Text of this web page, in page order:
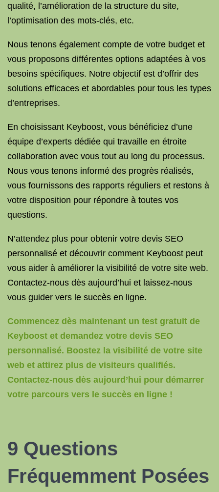
qualité, l’amélioration de la structure du site,
l’optimisation des mots-clés, etc.
Nous tenons également compte de votre budget et
vous proposons différentes options adaptées à vos
besoins spécifiques. Notre objectif est d’offrir des
solutions efficaces et abordables pour tous les types
d’entreprises.
En choisissant Keyboost, vous bénéficiez d’une
équipe d’experts dédiée qui travaille en étroite
collaboration avec vous tout au long du processus.
Nous vous tenons informé des progrès réalisés,
vous fournissons des rapports réguliers et restons à
votre disposition pour répondre à toutes vos
questions.
N’attendez plus pour obtenir votre devis SEO
personnalisé et découvrir comment Keyboost peut
vous aider à améliorer la visibilité de votre site web.
Contactez-nous dès aujourd’hui et laissez-nous
vous guider vers le succès en ligne.
Commencez dès maintenant un test gratuit de
Keyboost et demandez votre devis SEO
personnalisé. Boostez la visibilité de votre site
web et attirez plus de visiteurs qualifiés.
Contactez-nous dès aujourd’hui pour démarrer
votre parcours vers le succès en ligne !
9 Questions
Fréquemment Posées